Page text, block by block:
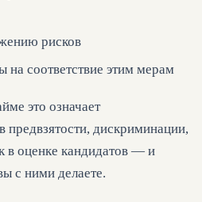
рисков
на соответствие этим мерам
это означает
предвзятости, дискриминации,
в оценке кандидатов — и
с ними делаете.